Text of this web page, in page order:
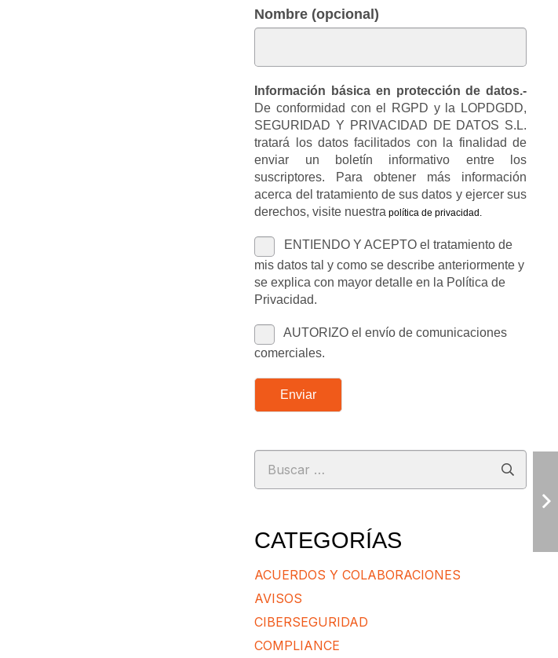
Nombre (opcional)
Información básica en protección de datos.-
De conformidad con el RGPD y la LOPDGDD,
SEGURIDAD Y PRIVACIDAD DE DATOS S.L.
tratará los datos facilitados con la finalidad de
enviar un boletín informativo entre los
suscriptores. Para obtener más información
acerca del tratamiento de sus datos y ejercer sus
derechos, visite nuestra política de privacidad .
ENTIENDO Y ACEPTO el tratamiento de
mis datos tal y como se describe anteriormente y
se explica con mayor detalle en la Política de
Privacidad.
AUTORIZO el envío de comunicaciones
comerciales.
Enviar
Buscar:
CATEGORÍAS
ACUERDOS Y COLABORACIONES
AVISOS
CIBERSEGURIDAD
COMPLIANCE